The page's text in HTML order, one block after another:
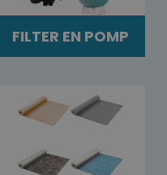
FILTER EN POMP